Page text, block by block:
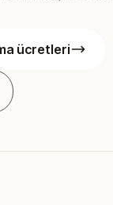
ücretleri